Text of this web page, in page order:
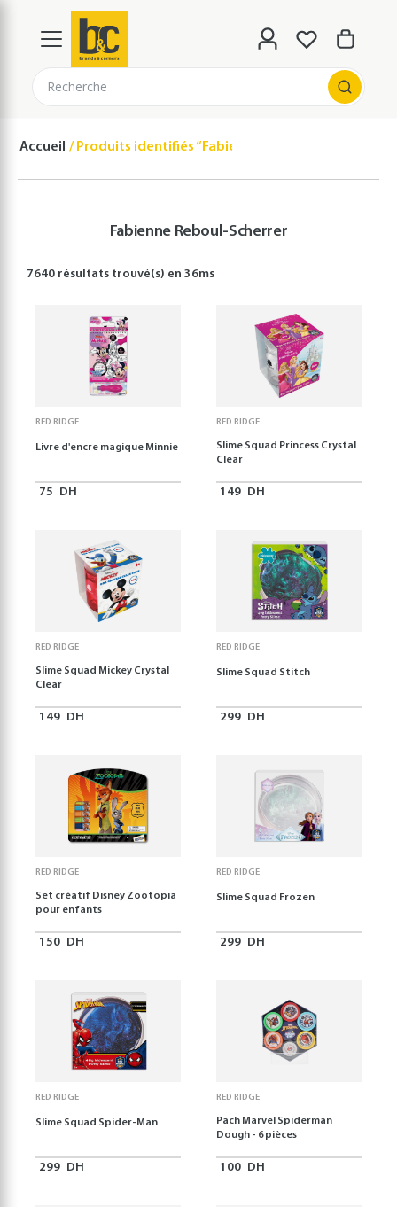
Recherche
Accueil Produits identifiés “Fabienne Reboul-Scherrer”
Fabienne Reboul-Scherrer
7640 résultats trouvé(s) en36ms
RED RIDGE
Livre d'encre magique Minnie
75 DH
RED RIDGE
Slime Squad Princess Crystal
Clear
149 DH
RED RIDGE
Slime Squad Mickey Crystal
Clear
149 DH
RED RIDGE
Slime Squad Stitch
299 DH
RED RIDGE
Set créatif Disney Zootopia
pour enfants
150 DH
RED RIDGE
Slime Squad Frozen
299 DH
RED RIDGE
Slime Squad Spider-Man
299 DH
RED RIDGE
Pach Marvel Spiderman
Dough - 6 pièces
100 DH